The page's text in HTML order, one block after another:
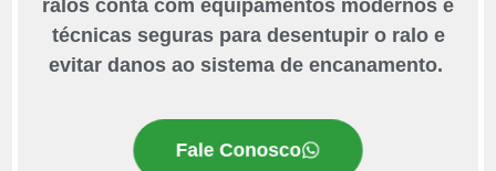
ralos conta com equipamentos modernos e
técnicas seguras para desentupir o ralo e
evitar danos ao sistema de encanamento.
Fale Conosco